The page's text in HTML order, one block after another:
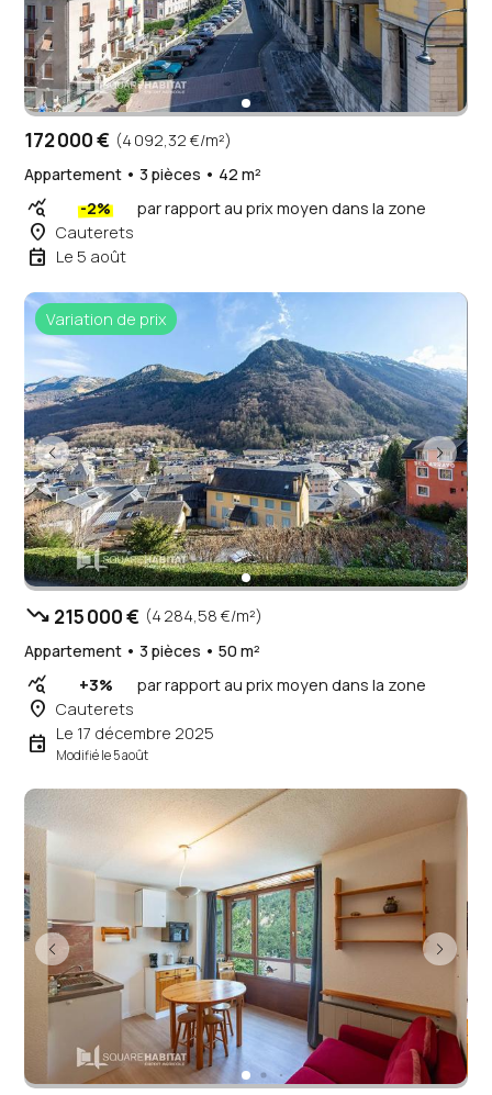
172 000 € (4 092,32 €/m²)
Appartement • 3 pièces • 42 m²
query_stats -2% par rapport au prix moyen dans la zone
place Cauterets
event Le 5 août
Variation de prix
trending_down 215 000 € (4 284,58 €/m²)
Appartement • 3 pièces • 50 m²
query_stats +3% par rapport au prix moyen dans la zone
place Cauterets
event Le 17 décembre 2025
Modifié le 5 août